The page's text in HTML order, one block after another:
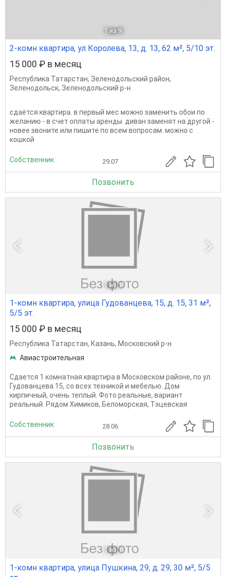
1 из 9
2-комн квартира, ул Королева, 13, д. 13, 62 м², 5/10 эт.
15 000 ₽ в месяц
Республика Татарстан, Зеленодольский район,
Зеленодольск, Зеленодольский р-н
сдаётся квартира. в первый мес можно заменить обои по
желанию - в счет оплаты аренды. диван заменят на другой -
новее звоните или пишите по всем вопросам. можно с
кошкой
Собственник 29.07
Позвонить
1 из 1
1-комн квартира, улица Гудованцева, 15, д. 15, 31 м²,
5/5 эт.
15 000 ₽ в месяц
Республика Татарстан, Казань, Московский р-н
Авиастроительная
Сдается 1 комнатная квартира в Московском районе, по ул.
Гудованцева 15, со всех техникой и мебелью. Дом
кирпичный, очень теплый. Фото реальные, вариант
реальный. Рядом Химиков, Беломорская, Тэцевская
Собственник 28.06
Позвонить
1 из 1
1-комн квартира, улица Пушкина, 29, д. 29, 30 м², 5/5